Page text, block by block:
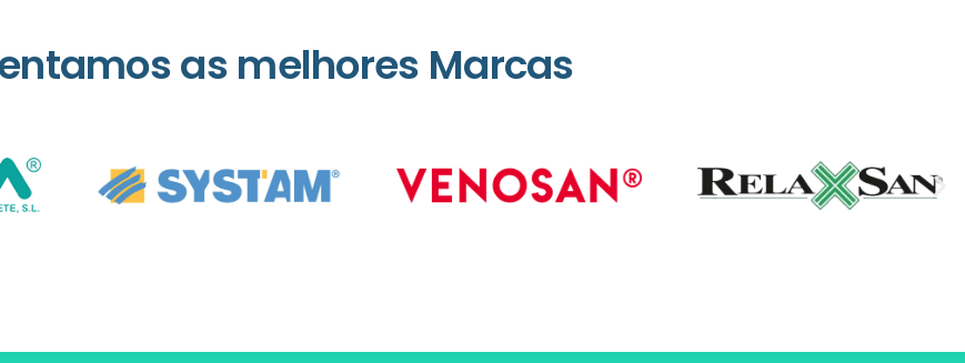
as melhores Marcas